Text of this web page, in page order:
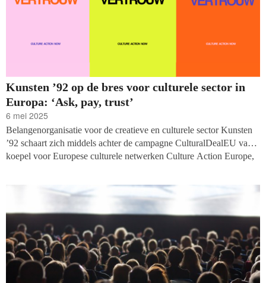
Kunsten ’92 op de bres voor culturele sector in
Europa: ‘Ask, pay, trust’
6 mei 2025
Belangenorganisatie voor de creatieve en culturele sector Kunsten
’92 schaart zich middels achter de campagne CulturalDealEU van
koepel voor Europese culturele netwerken Culture Action Europe,
door de makers te vragen, betalen en vertrouwen.